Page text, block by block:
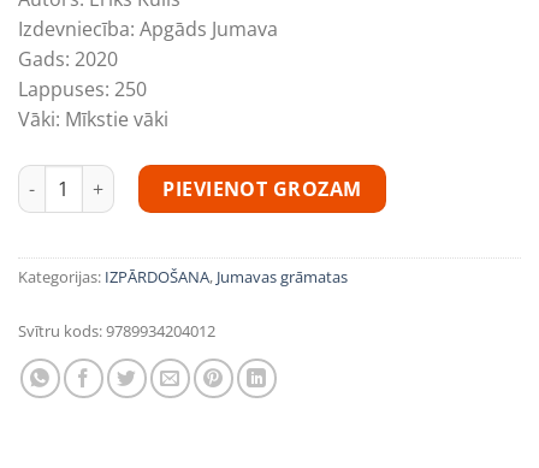
was:
6,51€.
is:
4,56€.
Izdevniecība: Apgāds Jumava
Gads: 2020
Lappuses: 250
Vāki: Mīkstie vāki
Ēriks Kūlis "Iezīmētie" daudzums
PIEVIENOT GROZAM
Kategorijas: IZPĀRDOŠANA, Jumavas grāmatas
Svītru kods:9789934204012